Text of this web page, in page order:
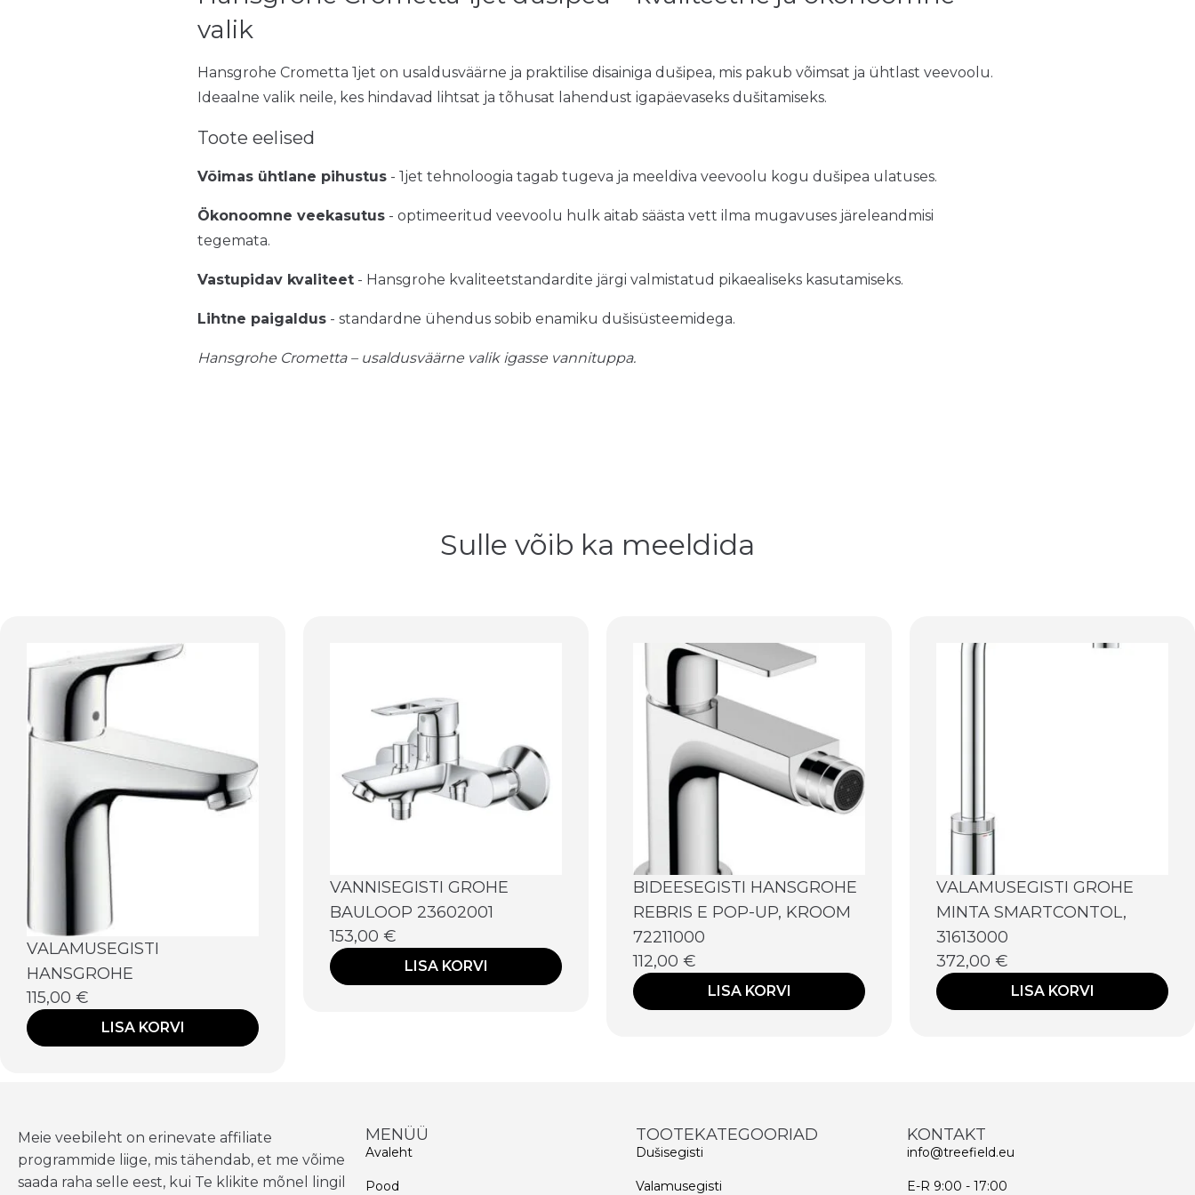
valik
Hansgrohe Crometta 1jet on usaldusväärne ja praktilise disainiga dušipea, mis pakub võimsat ja ühtlast veevoolu.
Ideaalne valik neile, kes hindavad lihtsat ja tõhusat lahendust igapäevaseks dušitamiseks.
Toote eelised
Võimas ühtlane pihustus - 1jet tehnoloogia tagab tugeva ja meeldiva veevoolu kogu dušipea ulatuses.
Ökonoomne veekasutus - optimeeritud veevoolu hulk aitab säästa vett ilma mugavuses järeleandmisi
tegemata.
Vastupidav kvaliteet - Hansgrohe kvaliteetstandardite järgi valmistatud pikaealiseks kasutamiseks.
Lihtne paigaldus - standardne ühendus sobib enamiku dušisüsteemidega.
Hansgrohe Crometta – usaldusväärne valik igasse vannituppa.
Sulle võib ka meeldida
VALAMUSEGISTI
HANSGROHE
115,00 €
LISA KORVI
VANNISEGISTI GROHE
BAULOOP 23602001
153,00 €
LISA KORVI
BIDEESEGISTI HANSGROHE
REBRIS E POP-UP, KROOM
72211000
112,00 €
LISA KORVI
VALAMUSEGISTI GROHE
MINTA SMARTCONTOL,
31613000
372,00 €
LISA KORVI
Meie veebileht on erinevate affiliate
programmide liige, mis tähendab, et me võime
saada raha selle eest, kui Te klikite mõnel lingil
MENÜÜ
Avaleht
Pood
TOOTEKATEGOORIAD
Dušisegisti
Valamusegisti
KONTAKT
info@treefield.eu
E-R 9:00 - 17:00